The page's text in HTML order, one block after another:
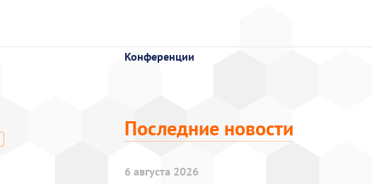
Конференции
Последние новости
6 августа 2026